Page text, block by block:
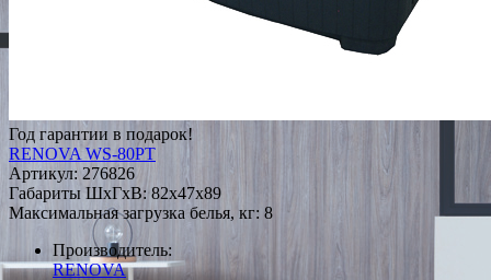
Год гарантии в подарок!
RENOVA WS-80PT
Артикул: 276826
Габариты ШxГxВ: 82x47x89
Максимальная загрузка белья, кг: 8
Производитель:
RENOVA